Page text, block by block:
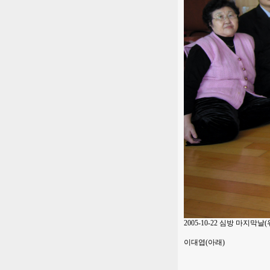
2005-10-22 심방 마지막날(
이대엽(아래)